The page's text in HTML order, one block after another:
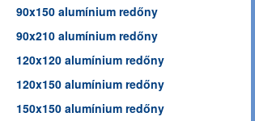
90x150 alumínium redőny
90x210 alumínium redőny
120x120 alumínium redőny
120x150 alumínium redőny
150x150 alumínium redőny